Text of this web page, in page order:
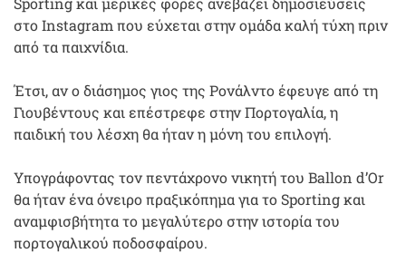
στο Instagram που εύχεται στην ομάδα καλή τύχη πριν
από τα παιχνίδια.
Έτσι, αν ο διάσημος γιος της Ρονάλντο έφευγε από τη
Γιουβέντους και επέστρεφε στην Πορτογαλία, η
παιδική του λέσχη θα ήταν η μόνη του επιλογή.
Υπογράφοντας τον πεντάχρονο νικητή του Ballon d’Or
θα ήταν ένα όνειρο πραξικόπημα για το Sporting και
αναμφισβήτητα το μεγαλύτερο στην ιστορία του
πορτογαλικού ποδοσφαίρου.